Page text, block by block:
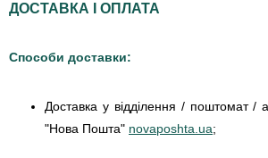
ДОСТАВКА І ОПЛАТА
Способи доставки:
Доставка у відділення / поштомат /
"Нова Пошта" novaposhta.ua;